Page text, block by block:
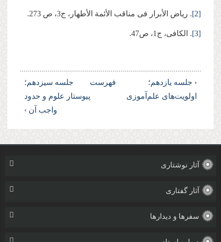
[2]. ریاض الأبرار فی مناقب الأئمة الأطهار، ج‏3، ص 273.
[3]. الکافی، ج1، ص47.
‹ جلسه یازدهم؛
اولویت‌های علم‌آموزی
فهرست
جلسه سیزدهم؛
پیوستار علوم و حدود
واجب آن ›
آثار نوشتاری
آثار گفتاری
سفرها و دیدارها